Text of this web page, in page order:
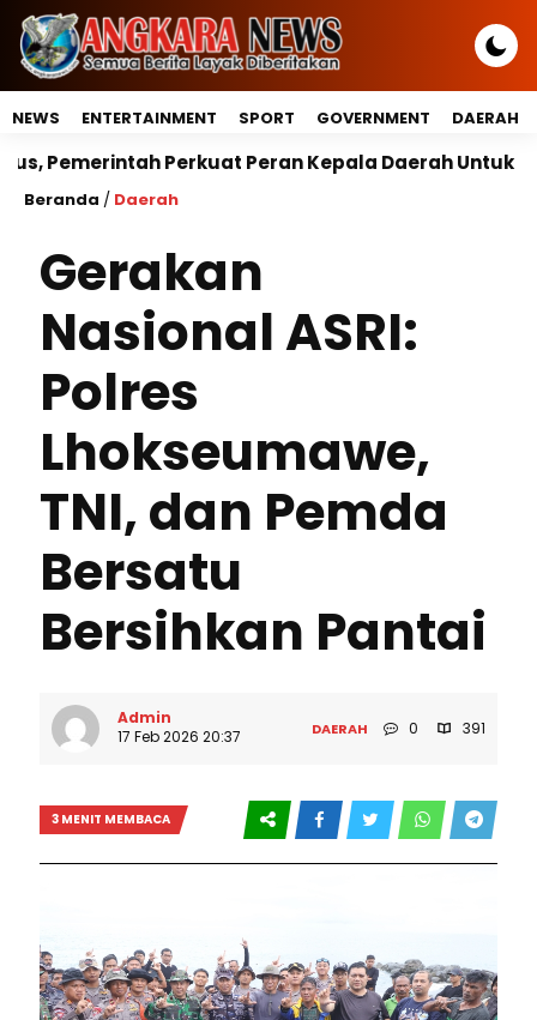
NEWS ENTERTAINMENT SPORT GOVERNMENT DAERAH
Peran Kepala Daerah Untuk Perlindungan
Beranda / Daerah
Gerakan
Nasional ASRI:
Polres
Lhokseumawe,
TNI, dan Pemda
Bersatu
Bersihkan Pantai
Admin
17 Feb 2026 20:37
DAERAH 0 391
3 MENIT MEMBACA